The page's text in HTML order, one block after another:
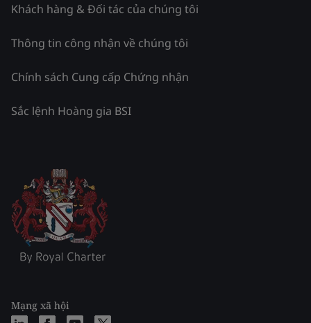
Khách hàng & Đối tác của chúng tôi
Thông tin công nhận về chúng tôi
Chính sách Cung cấp Chứng nhận
Sắc lệnh Hoàng gia BSI
Mạng xã hội